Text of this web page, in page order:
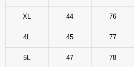
XL 44 76
4L 45 77
5L 47 78